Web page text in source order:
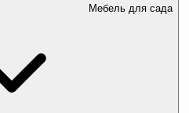
Мебель для сада